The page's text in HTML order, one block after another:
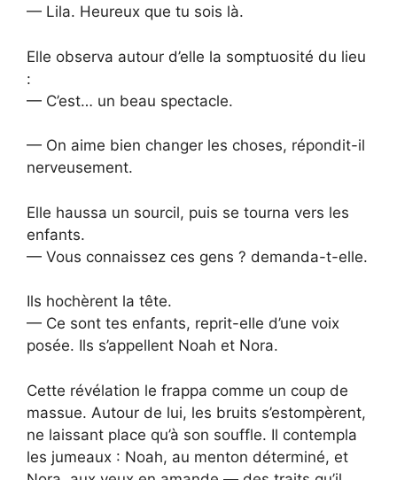
— Lila. Heureux que tu sois là.
Elle observa autour d’elle la somptuosité du lieu
:
— C’est… un beau spectacle.
— On aime bien changer les choses, répondit-il
nerveusement.
Elle haussa un sourcil, puis se tourna vers les
enfants.
— Vous connaissez ces gens ? demanda-t-elle.
Ils hochèrent la tête.
— Ce sont tes enfants, reprit-elle d’une voix
posée. Ils s’appellent Noah et Nora.
Cette révélation le frappa comme un coup de
massue. Autour de lui, les bruits s’estompèrent,
ne laissant place qu’à son souffle. Il contempla
les jumeaux : Noah, au menton déterminé, et